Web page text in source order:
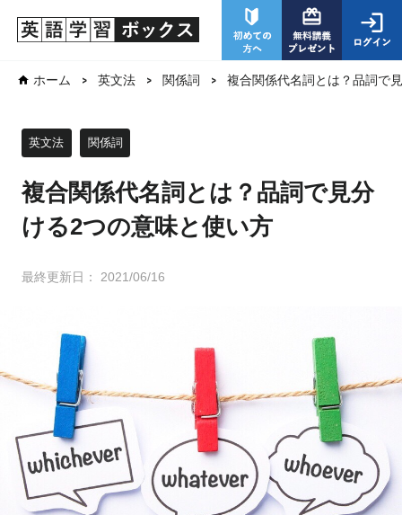
ホーム 英文法 関係詞 複合関係代名詞とは？品詞で
複合関係代名詞とは？品詞で見分
ける2つの意味と使い方
英文法 関係詞
最終更新日： 2021/06/16